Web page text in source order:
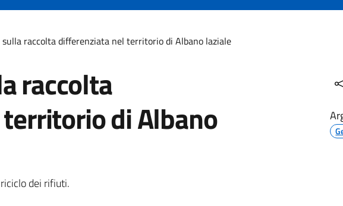
raccolta differenziata nel territorio di Albano laziale
raccolta
di Albano
dei rifiuti.